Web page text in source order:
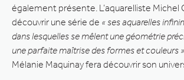
également présente. L’aquarelliste Michel
découvrir une série de « ses aquarelles
dans lesquelles se mêlent une géométrie
une parfaite maîtrise des formes et couleurs »
Mélanie Maquinay fera découvrir son